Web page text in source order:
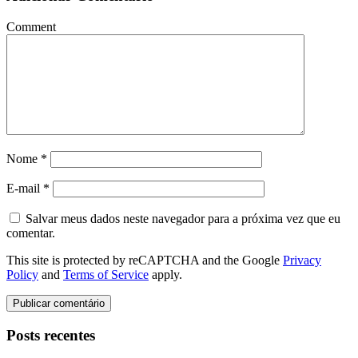
Comment
Nome *
E-mail *
Salvar meus dados neste navegador para a próxima vez que eu
comentar.
This site is protected by reCAPTCHA and the Google Privacy
Policy and Terms of Service apply.
Posts recentes